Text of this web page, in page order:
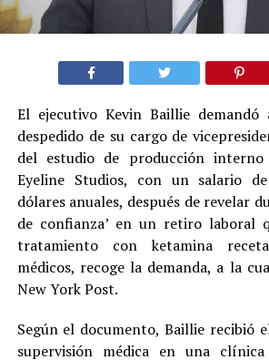
El ejecutivo Kevin Baillie
despedido de su cargo de
del estudio de producción
Eyeline Studios, con un salario
dólares anuales, después de revelar
de confianza’ en un retiro laboral
tratamiento con ketamina
médicos, recoge la demanda, a la
New York Post.
Según el documento, Baillie recibió
supervisión médica en una